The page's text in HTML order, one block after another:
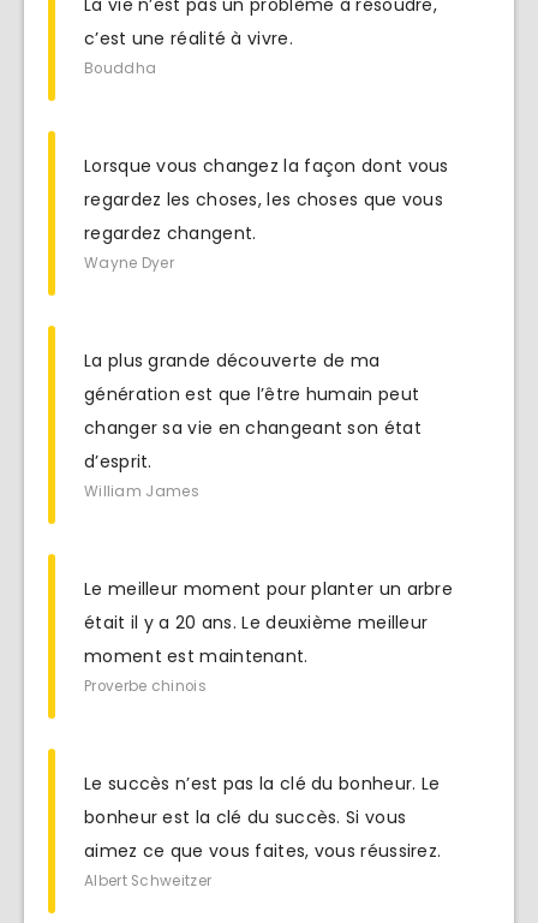
La vie n’est pas un problème à résoudre,
c’est une réalité à vivre.
Bouddha
Lorsque vous changez la façon dont vous
regardez les choses, les choses que vous
regardez changent.
Wayne Dyer
La plus grande découverte de ma
génération est que l’être humain peut
changer sa vie en changeant son état
d’esprit.
William James
Le meilleur moment pour planter un arbre
était il y a 20 ans. Le deuxième meilleur
moment est maintenant.
Proverbe chinois
Le succès n’est pas la clé du bonheur. Le
bonheur est la clé du succès. Si vous
aimez ce que vous faites, vous réussirez.
Albert Schweitzer